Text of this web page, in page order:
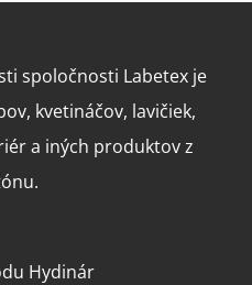
spoločnosti Labetex je
kvetináčov, lavičiek,
a iných produktov z
Hydinár